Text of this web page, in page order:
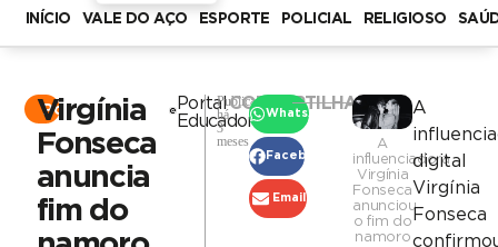
INÍCIO VALE DO AÇO ESPORTE POLICIAL RELIGIOSO
Portal
Virgínia
Fonseca
anuncia
fim do
Portal
Educadora
Publicado
há
3
meses
COMPARTILHAR
WhatsApp
Facebook
Email
A
influenciadora
Virgínia
Fonseca
anunciou
o fim do
namoro
A
digital
Virgínia
Fonseca